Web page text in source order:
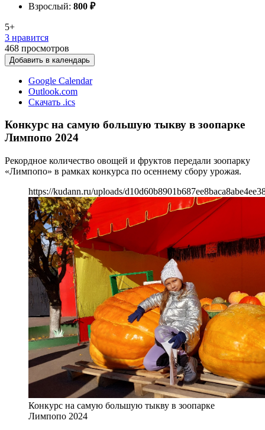
Взрослый: 800 ₽
5+
3 нравится
468 просмотров
Добавить в календарь
Google Calendar
Outlook.com
Скачать .ics
Конкурс на самую большую тыкву в зоопарке
Лимпопо 2024
Рекордное количество овощей и фруктов передали зоопарку
«Лимпопо» в рамках конкурса по осеннему сбору урожая.
https://kudann.ru/uploads/
Конкурс на самую большую тыкву в зоопарке
Лимпопо 2024